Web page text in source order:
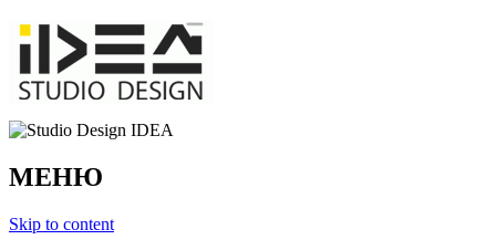
МЕНЮ
Skip to content